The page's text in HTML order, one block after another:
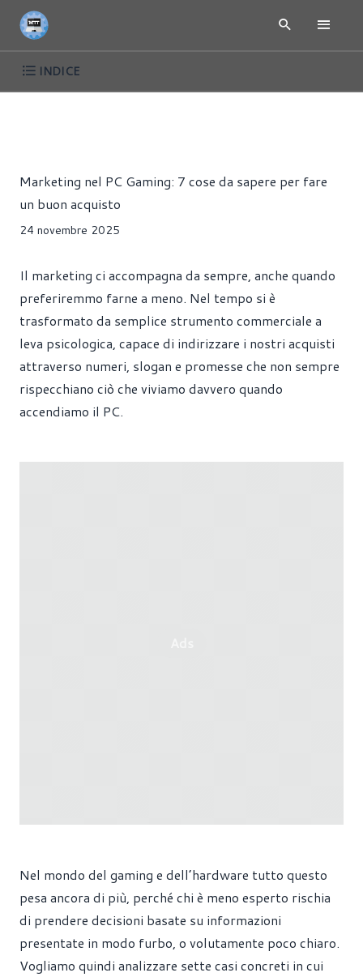
INDICE
Marketing nel PC Gaming: 7 cose da sapere per fare
un buon acquisto
24 novembre 2025
Il marketing ci accompagna da sempre, anche quando
preferiremmo farne a meno. Nel tempo si è
trasformato da semplice strumento commerciale a
leva psicologica, capace di indirizzare i nostri acquisti
attraverso numeri, slogan e promesse che non sempre
rispecchiano ciò che viviamo davvero quando
accendiamo il PC.
Nel mondo del gaming e dell’hardware tutto questo
pesa ancora di più, perché chi è meno esperto rischia
di prendere decisioni basate su informazioni
presentate in modo furbo, o volutamente poco chiaro.
Vogliamo quindi analizzare sette casi concreti in cui